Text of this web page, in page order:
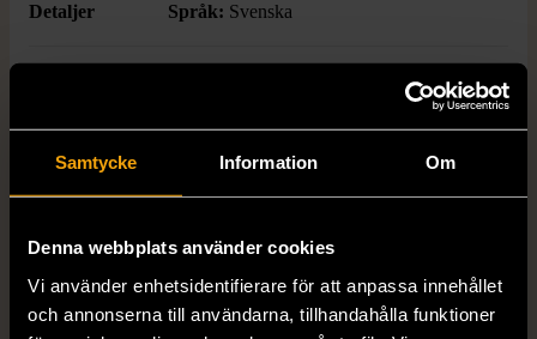
Samtycke Information Om
Denna webbplats använder cookies
Vi använder enhetsidentifierare för att anpassa innehållet
och annonserna till användarna, tillhandahålla funktioner
Detaljer Språk: Svenska
Skick Mycket gott skick
Produkten är sparsamt använd, är av fin